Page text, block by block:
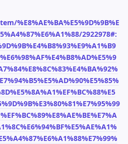
%E8%AE%BA%E5%9D%9B%E
2922978#: